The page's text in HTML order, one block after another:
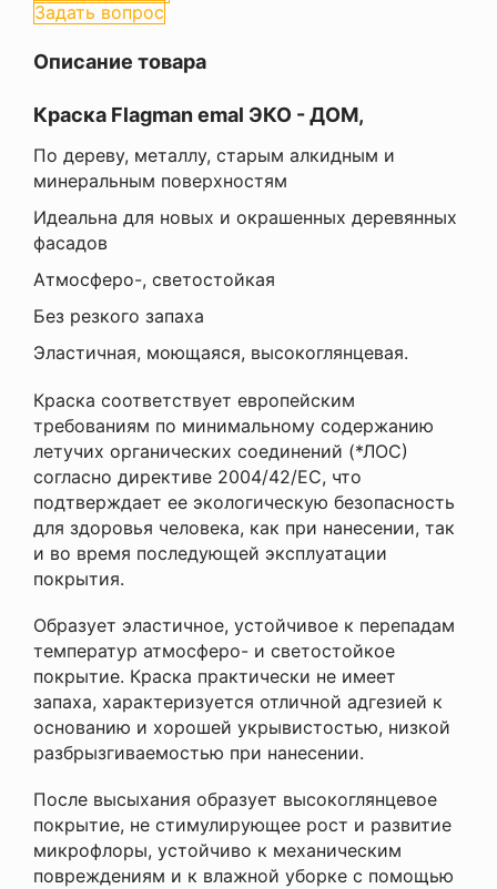
Задать вопрос
Описание товара
Краска Flagman emal ЭКО - ДОМ,
По дереву, металлу, старым алкидным и
минеральным поверхностям
Идеальна для новых и окрашенных деревянных
фасадов
Атмосферо-, светостойкая
Без резкого запаха
Эластичная, моющаяся, высокоглянцевая.
Краска соответствует европейским
требованиям по минимальному содержанию
летучих органических соединений (*ЛОС)
согласно директиве 2004/42/ЕС, что
подтверждает ее экологическую безопасность
для здоровья человека, как при нанесении, так
и во время последующей эксплуатации
покрытия.
Образует эластичное, устойчивое к перепадам
температур атмосферо- и светостойкое
покрытие. Краска практически не имеет
запаха, характеризуется отличной адгезией к
основанию и хорошей укрывистостью, низкой
разбрызгиваемостью при нанесении.
После высыхания образует высокоглянцевое
покрытие, не стимулирующее рост и развитие
микрофлоры, устойчиво к механическим
повреждениям и к влажной уборке с помощью